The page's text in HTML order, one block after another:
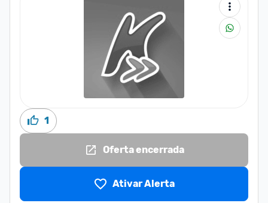
1
Oferta encerrada
Ativar Alerta